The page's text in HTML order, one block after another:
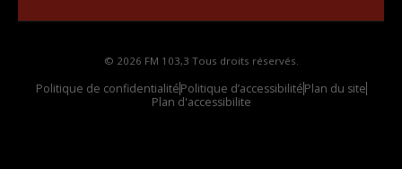
© 2026 FM 103,3 Tous droits réservés.
Politique de confidentialitéPolitique d’accessibilitéPlan du site
Plan d'accessibilite